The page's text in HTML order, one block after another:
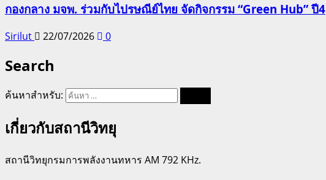
กองกลาง มจพ. ร่วมกับไปรษณีย์ไทย จัดกิจกรรม “Green Hub” ปี4
Sirilut 22/07/2026 0
Search
ค้นหาสำหรับ:
เกี่ยวกับสถานีวิทยุ
สถานีวิทยุกรมการพลังงานทหาร AM 792 KHz.